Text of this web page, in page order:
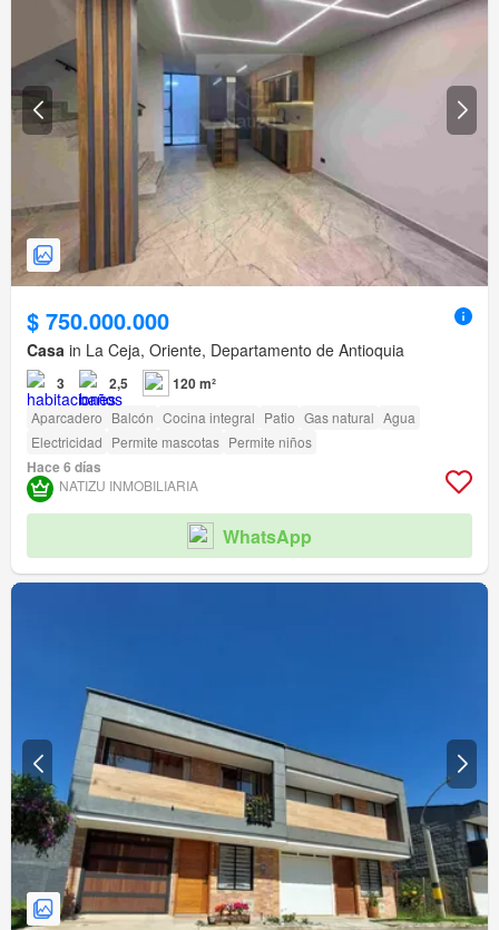
$ 750.000.000
Casa in La Ceja, Oriente, Departamento de Antioquia
3 2,5 120 m²
Aparcadero Balcón Cocina integral Patio Gas natural Agua
Electricidad Permite mascotas Permite niños
Hace 6 días
NATIZU INMOBILIARIA
WhatsApp